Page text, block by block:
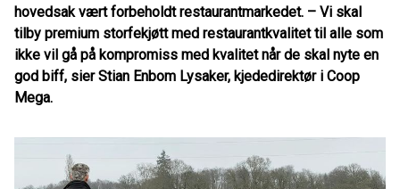
hovedsak vært forbeholdt restaurantmarkedet. – Vi skal
tilby premium storfekjøtt med restaurantkvalitet til alle som
ikke vil gå på kompromiss med kvalitet når de skal nyte en
god biff, sier Stian Enbom Lysaker, kjededirektør i Coop
Mega.